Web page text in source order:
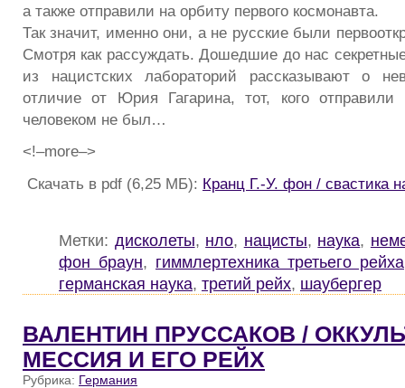
а также отправили на орбиту первого космонавта.
Так значит, именно они, а не русские были
Смотря как рассуждать. Дошедшие до нас
из нацистских лабораторий рассказывают о
отличие от Юрия Гагарина, тот, кого
человеком не был…
<!–more–>
Скачать в pdf (6,25 МБ): Кранц Г.-У. фон / свастика
Метки: дисколеты, нло, нацисты, наука,
фон браун, гиммлертехника третьего рейха
германская наука, третий рейх, шаубергер
ВАЛЕНТИН ПРУССАКОВ /
МЕССИЯ И ЕГО РЕЙХ
Рубрика: Германия